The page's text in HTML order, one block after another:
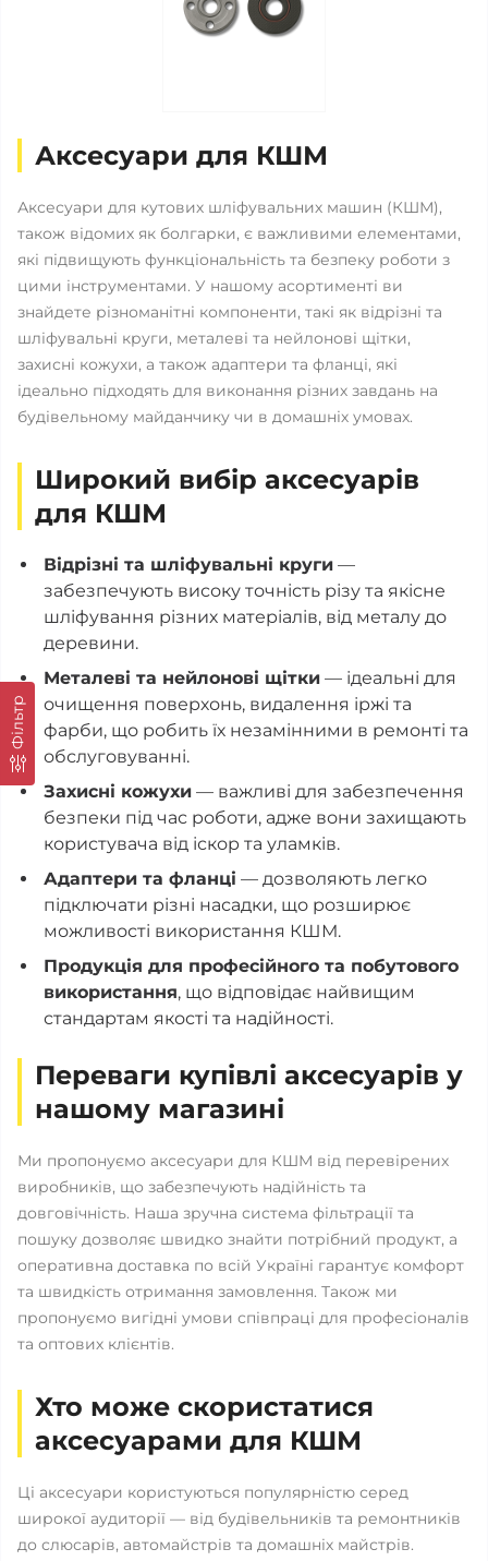
Фільтр
Аксесуари для КШМ
Аксесуари для кутових шліфувальних машин (КШМ),
також відомих як болгарки, є важливими елементами,
які підвищують функціональність та безпеку роботи з
цими інструментами. У нашому асортименті ви
знайдете різноманітні компоненти, такі як відрізні та
шліфувальні круги, металеві та нейлонові щітки,
захисні кожухи, а також адаптери та фланці, які
ідеально підходять для виконання різних завдань на
будівельному майданчику чи в домашніх умовах.
Широкий вибір аксесуарів
для КШМ
Відрізні та шліфувальні круги —
забезпечують високу точність різу та якісне
шліфування різних матеріалів, від металу до
деревини.
Металеві та нейлонові щітки — ідеальні для
очищення поверхонь, видалення іржі та
фарби, що робить їх незамінними в ремонті та
обслуговуванні.
Захисні кожухи — важливі для забезпечення
безпеки під час роботи, адже вони захищають
користувача від іскор та уламків.
Адаптери та фланці — дозволяють легко
підключати різні насадки, що розширює
можливості використання КШМ.
Продукція для професійного та побутового
використання, що відповідає найвищим
стандартам якості та надійності.
Переваги купівлі аксесуарів у
нашому магазині
Ми пропонуємо аксесуари для КШМ від перевірених
виробників, що забезпечують надійність та
довговічність. Наша зручна система фільтрації та
пошуку дозволяє швидко знайти потрібний продукт, а
оперативна доставка по всій Україні гарантує комфорт
та швидкість отримання замовлення. Також ми
пропонуємо вигідні умови співпраці для професіоналів
та оптових клієнтів.
Хто може скористатися
аксесуарами для КШМ
Ці аксесуари користуються популярністю серед
широкої аудиторії — від будівельників та ремонтників
до слюсарів, автомайстрів та домашніх майстрів.